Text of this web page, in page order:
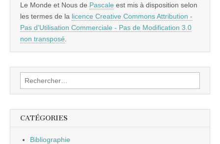
Le Monde et Nous de Pascale est mis à disposition selon
les termes de la licence Creative Commons Attribution -
Pas d’Utilisation Commerciale - Pas de Modification 3.0
non transposé
Rechercher :
CATÉGORIES
Bibliographie